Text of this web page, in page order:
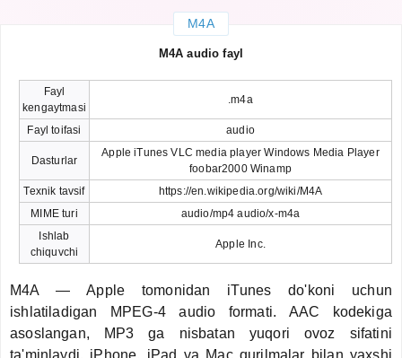
M4A
M4A audio fayl
Fayl
kengaytmasi
.m4a
Fayl toifasi audio
Dasturlar
Apple iTunes VLC media player Windows Media Player
foobar2000 Winamp
Texnik tavsif
https://en.wikipedia.org/wiki/M4A
MIME turi
audio/mp4 audio/x-m4a
Ishlab
chiquvchi
Apple Inc.
M4A — Apple tomonidan iTunes do'koni uchun
ishlatiladigan MPEG-4 audio formati. AAC kodekiga
asoslangan, MP3 ga nisbatan yuqori ovoz sifatini
ta'minlaydi. iPhone, iPad va Mac qurilmalar bilan yaxshi